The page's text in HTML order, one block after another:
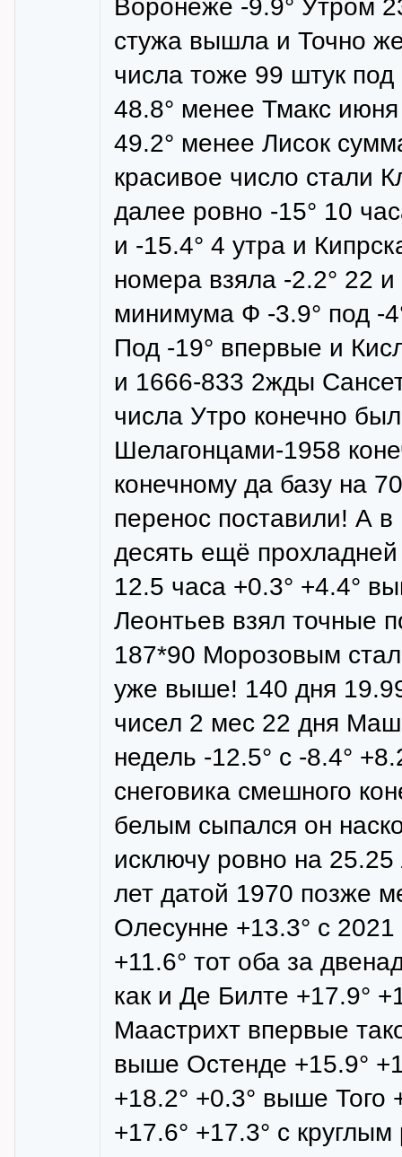
Воронеже -9.9° Утром
стужа вышла и Точно
числа тоже 99 штук
48.8° менее Тмакс
49.2° менее Лисок
красивое число стали
далее ровно -15° 10
и -15.4° 4 утра и
номера взяла -2.2° 22
минимума Ф -3.9° под -
Под -19° впервые и
и 1666-833 2жды
числа Утро конечно
Шелагонцами-1958
конечному да базу на
перенос поставили! А
десять ещё
12.5 часа +0.3° +4.4°
Леонтьев взял точные
187*90 Морозовым
уже выше! 140 дня
чисел 2 мес 22 дня
недель -12.5° с -8.4°
снеговика смешного
белым сыпался он
исключу ровно на
лет датой 1970 позже
Олесунне +13.3° с
+11.6° тот оба за
как и Де Билте +17.9°
Маастрихт впервые
выше Остенде +15.9°
+18.2° +0.3° выше
+17.6° +17.3° с